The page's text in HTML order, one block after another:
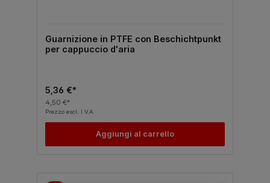
Guarnizione in PTFE con Beschichtpunkt
per cappuccio d'aria
5,36 €*
4,50 €*
Prezzo escl. I.V.A.
Aggiungi al carrello